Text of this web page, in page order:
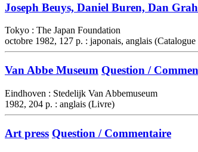
Joseph Beuys, Daniel Buren, Dan
Tokyo : The Japan Foundation
octobre 1982, 127 p. : japonais, anglais
Van Abbe Museum Question /
Eindhoven : Stedelijk Van Abbemuseum
1982, 204 p. : anglais (Livre)
Art press Question / Commentaire